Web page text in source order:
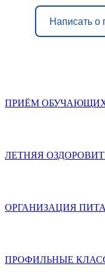
Написать о
ПРИЁМ
ЛЕТНЯЯ
ОРГАНИЗАЦИЯ
ПРОФИЛЬНЫЕ